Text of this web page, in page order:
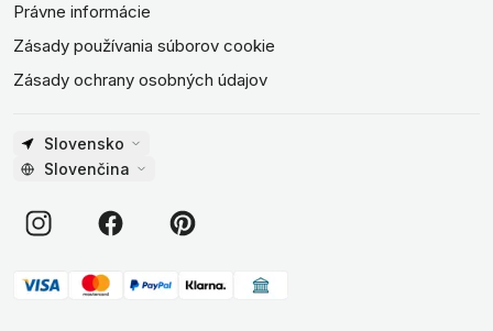
Právne informácie
Zásady používania súborov cookie
Zásady ochrany osobných údajov
Slovensko
Slovenčina